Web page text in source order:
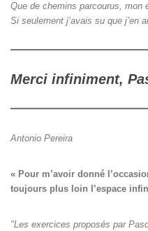
Que de chemins parcourus, mon
Si seulement j’avais su que j’en
Merci infiniment,
Antonio Pereira
« Pour m’avoir donné
toujours plus loin l’espace
"Les exercices proposés par